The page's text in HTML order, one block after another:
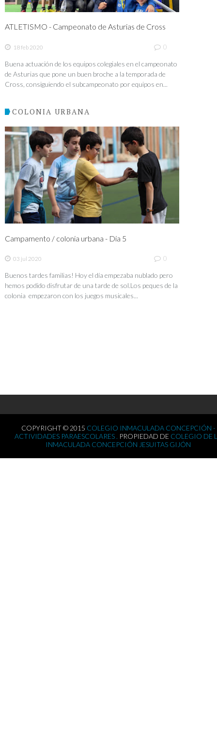
ATLETISMO - Campeonato de Asturias de Cross
18 feb 2020 0
Buena actuación de los equipos colegiales en el campeonato
de Asturias que pone un buen broche a la temporada de
Cross, consiguiendo el subcampeonato por equipos en...
COLONIA URBANA
Campamento / colonia urbana - Día 5
03 jul 2020 0
Buenos tardes familias! Hoy el día empezaba nublado pero
hemos podido disfrutar de una tarde de sol.Los peques de la
colonia empezaron con los juegos musicales...
COPYRIGHT © 2015 COLEGIO INMACULADA CONCEPCIÓN -
ACTIVIDADES PARAESCOLARES . PROPIEDAD DE COLEGIO DE
INMACULADA CONCEPCIÓN JESUITAS GIJÓN